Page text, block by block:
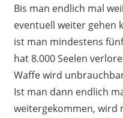
Bis man endlich mal
eventuell weiter gehen
ist man mindestens
hat 8.000 Seelen
Waffe wird
Ist man dann endlich
weitergekommen, wird